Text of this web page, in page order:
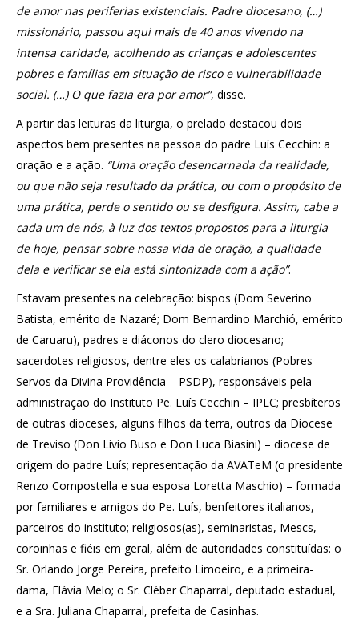
de amor nas periferias existenciais. Padre diocesano, (…)
missionário, passou aqui mais de 40 anos vivendo na
intensa caridade, acolhendo as crianças e adolescentes
pobres e famílias em situação de risco e vulnerabilidade
social. (…) O que fazia era por amor”, disse.
A partir das leituras da liturgia, o prelado destacou dois
aspectos bem presentes na pessoa do padre Luís Cecchin: a
oração e a ação. “Uma oração desencarnada da realidade,
ou que não seja resultado da prática, ou com o propósito de
uma prática, perde o sentido ou se desfigura. Assim, cabe a
cada um de nós, à luz dos textos propostos para a liturgia
de hoje, pensar sobre nossa vida de oração, a qualidade
dela e verificar se ela está sintonizada com a ação”.
Estavam presentes na celebração: bispos (Dom Severino
Batista, emérito de Nazaré; Dom Bernardino Marchió, emérito
de Caruaru), padres e diáconos do clero diocesano;
sacerdotes religiosos, dentre eles os calabrianos (Pobres
Servos da Divina Providência – PSDP), responsáveis pela
administração do Instituto Pe. Luís Cecchin – IPLC; presbíteros
de outras dioceses, alguns filhos da terra, outros da Diocese
de Treviso (Don Livio Buso e Don Luca Biasini) – diocese de
origem do padre Luís; representação da AVATeM (o presidente
Renzo Compostella e sua esposa Loretta Maschio) – formada
por familiares e amigos do Pe. Luís, benfeitores italianos,
parceiros do instituto; religiosos(as), seminaristas, Mescs,
coroinhas e fiéis em geral, além de autoridades constituídas: o
Sr. Orlando Jorge Pereira, prefeito Limoeiro, e a primeira-
dama, Flávia Melo; o Sr. Cléber Chaparral, deputado estadual,
e a Sra. Juliana Chaparral, prefeita de Casinhas.